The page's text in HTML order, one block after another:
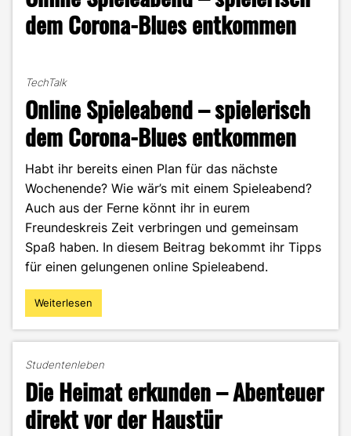
eignet
sich
dem Corona-Blues entkommen
TechTalk
Online Spieleabend – spielerisch
dem Corona-Blues entkommen
Habt ihr bereits einen Plan für das nächste
Wochenende? Wie wär’s mit einem Spieleabend?
Auch aus der Ferne könnt ihr in eurem
Freundeskreis Zeit verbringen und gemeinsam
Spaß haben. In diesem Beitrag bekommt ihr Tipps
für einen gelungenen online Spieleabend.
"Online
Spieleabend
dem
Corona-
Blues
entkommen"
Weiterlesen
Studentenleben
Die Heimat erkunden – Abenteuer
direkt vor der Haustür